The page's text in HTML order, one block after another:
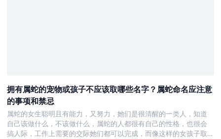
拥有属蛇的宠物或孩子不应该取哪些名字？属蛇命名应注意
的事项和禁忌
属蛇的女生聪明且有能力，又努力，她们是很清醒的一类人，知道
自己该做什么，不该做什么，属蛇的人都很有自己的性格，也很会
搞人际，工作上需要的交际她们都可以完成，而像这样的女孩子取